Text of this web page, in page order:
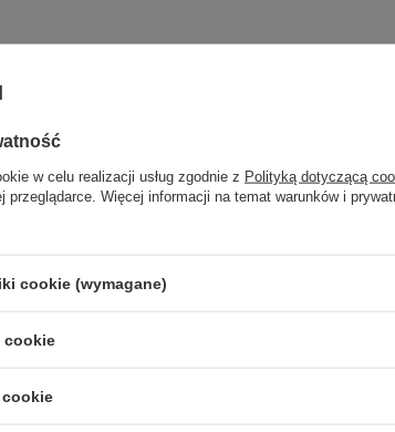
zlewozmywak 1-komorowy
w celu realizacji usług zgodnie z Polityką dotyczącą
przeglądarce. Więcej informacji na temat warunków i
cookie (wymagane)
cookie
cookie